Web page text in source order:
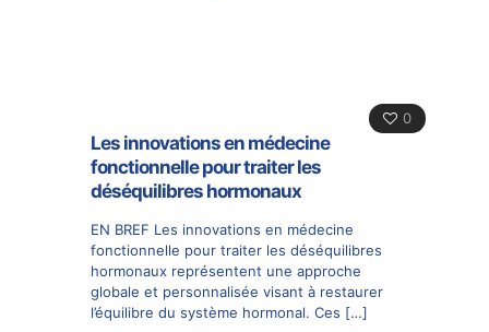
0
Les innovations en médecine
fonctionnelle pour traiter les
déséquilibres hormonaux
EN BREF Les innovations en médecine
fonctionnelle pour traiter les déséquilibres
hormonaux représentent une approche
globale et personnalisée visant à restaurer
l’équilibre du système hormonal. Ces […]